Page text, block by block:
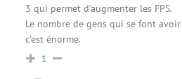
3 qui permet d’augmenter les FPS.
Le nombre de gens qui se font
c’est énorme.
1